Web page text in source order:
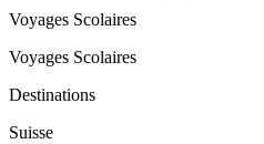
Voyages Scolaires
Voyages Scolaires
Destinations
Suisse